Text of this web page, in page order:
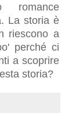
La storia è
riescono a
perché ci
a scoprire
storia?